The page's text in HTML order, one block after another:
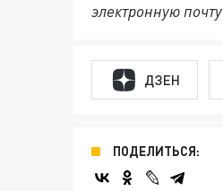
электронную почту
ДЗЕН
ПОДЕЛИТЬСЯ: